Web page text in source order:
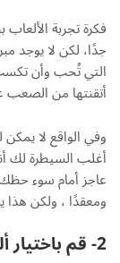
فكرة تجربة
جدًا، لكن لا يوجد
التي تُحب وأن تكسب
أتقنتها من الصعب
وفي الواقع لا
أغلب السيطرة لك
عاجز أمام سوء
ومعقدًا ، ولكن
2- قم باختيار ألعابك: